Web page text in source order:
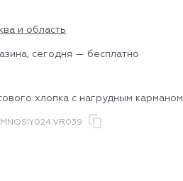
и область
сегодня — бесплатно
хлопка с нагрудным карманом